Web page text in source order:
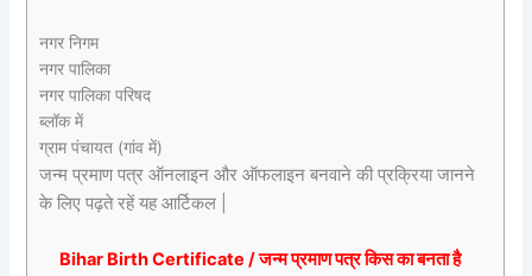
नगर निगम
नगर पालिका
नगर पालिका परिषद
ब्लॉक में
ग्राम पंचायत (गांव में)
जन्म प्रमाण पत्र ऑनलाइन और ऑफलाइन बनवाने की प्रक्रिया जानने
के लिए पढ़ते रहें यह आर्टिकल |
Bihar Birth Certificate / जन्म प्रमाण पत्र किस का बनता है